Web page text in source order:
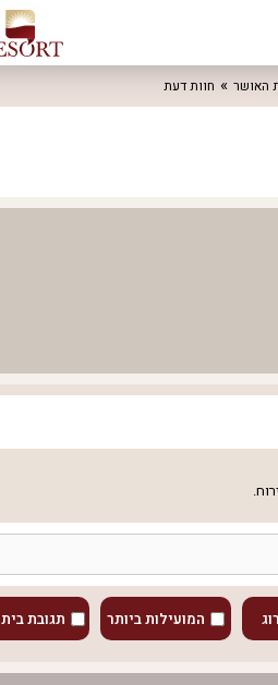
האושר חוות דעת
המועילות ביותר תגובת